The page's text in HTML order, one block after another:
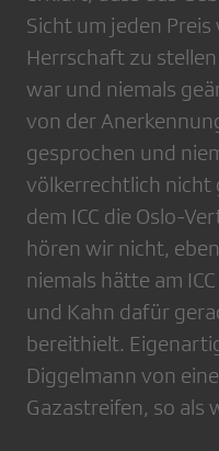
Sicht um jeden
Herrschaft zu
war und niemals
von der
gesprochen und
völkerrechtlich nicht
dem ICC die Oslo-
hören wir nicht,
niemals hätte am
und Kahn dafür
bereithielt.
Diggelmann von
Gazastreifen, so als